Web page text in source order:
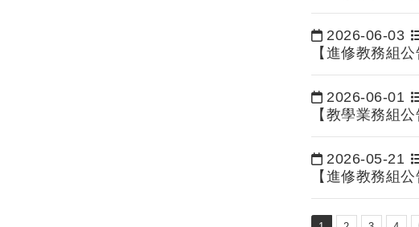
日期：
2026-06-03
【進修教務組
日期：
2026-06-01
【教學業務組
日期：
2026-05-21
【進修教務組